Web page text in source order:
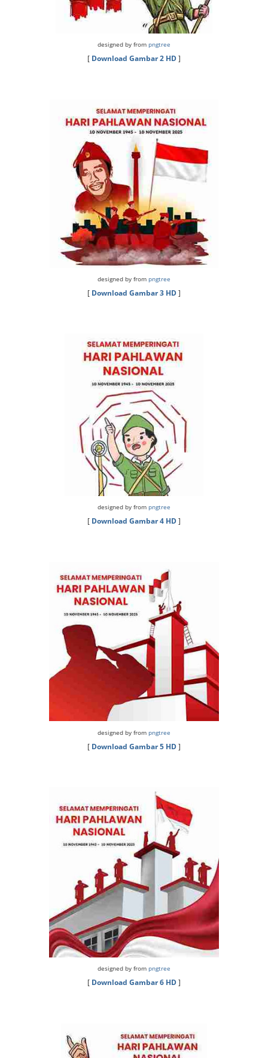
designed by from pngtree
[ Download Gambar 2 HD]
designed by from pngtree
[ Download Gambar 3 HD]
designed by from pngtree
[ Download Gambar 4 HD]
designed by from pngtree
[ Download Gambar 5 HD]
designed by from pngtree
[ Download Gambar 6 HD]